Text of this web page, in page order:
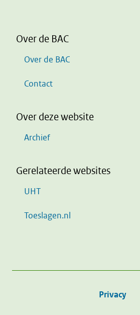
Over de BAC
Over de BAC
Contact
Over deze website
Archief
Gerelateerde websites
UHT
Toeslagen.nl
Privacy